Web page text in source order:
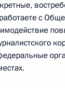
с
2016 года,
с